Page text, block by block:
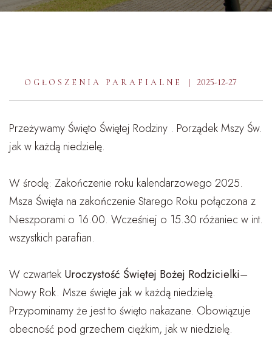
OGŁOSZENIA PARAFIALNE 2025-12-27
Przeżywamy Święto Świętej Rodziny . Porządek Mszy Św.
jak w każdą niedzielę.
W środę: Zakończenie roku kalendarzowego 2025.
Msza Święta na zakończenie Starego Roku połączona z
Nieszporami o 16.00. Wcześniej o 15.30 różaniec w int.
wszystkich parafian.
W czwartek Uroczystość Świętej Bożej Rodzicielki–
Nowy Rok. Msze święte jak w każdą niedzielę.
Przypominamy że jest to święto nakazane. Obowiązuje
obecność pod grzechem ciężkim, jak w niedzielę.